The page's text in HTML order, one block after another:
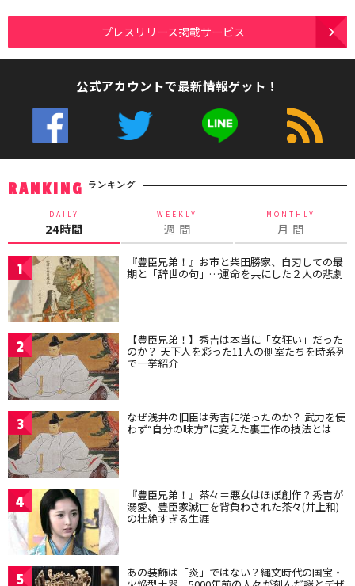
プレスリリース掲載サービス
公式アカウントで最新情報ゲット！
RANKING ランキング
DAILY
24時間
WEEKLY
週 間
MONTHLY
月 間
1 『豊臣兄弟！』お市と柴田勝家、自刃しての最
期と「辞世の句」…運命を共にした２人の悲劇
2 【豊臣兄弟！】秀吉は本当に「女狂い」だった
のか？ 天下人を彩った11人の側室たちを時系列
で一挙紹介
3 なぜ浅井の旧臣は秀吉に従ったのか？ 武力を使
わず“自分の味方”に変えた裏工作の技法とは
4 『豊臣兄弟！』茶々＝悪女はほぼ創作？秀吉が
溺愛、豊臣家滅亡を背負わされた茶々(井上和)
の壮絶すぎる生涯
5 あの装飾は「炎」ではない？縄文時代の国宝・